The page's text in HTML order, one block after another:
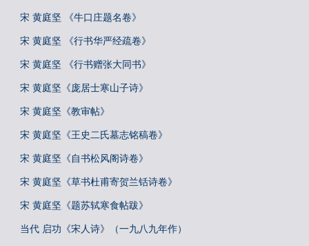
宋 黄庭坚 《牛口庄题名卷》
宋 黄庭坚 《行书华严经疏卷》
宋 黄庭坚 《行书赠张大同书》
宋 黄庭坚《庞居士寒山子诗》
宋 黄庭坚《教审帖》
宋 黄庭坚《王史二氏墓志铭稿卷》
宋 黄庭坚《自书松风阁诗卷》
宋 黄庭坚《草书杜甫寄贺兰铦诗卷》
宋 黄庭坚《题苏轼寒食帖跋》
当代 启功《宋人诗》（一九八九年作）